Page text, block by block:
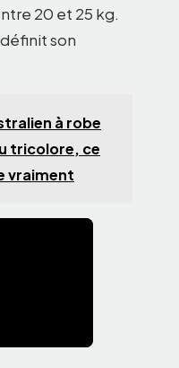
20 et 25 kg.
son
à robe
tricolore, ce
vraiment